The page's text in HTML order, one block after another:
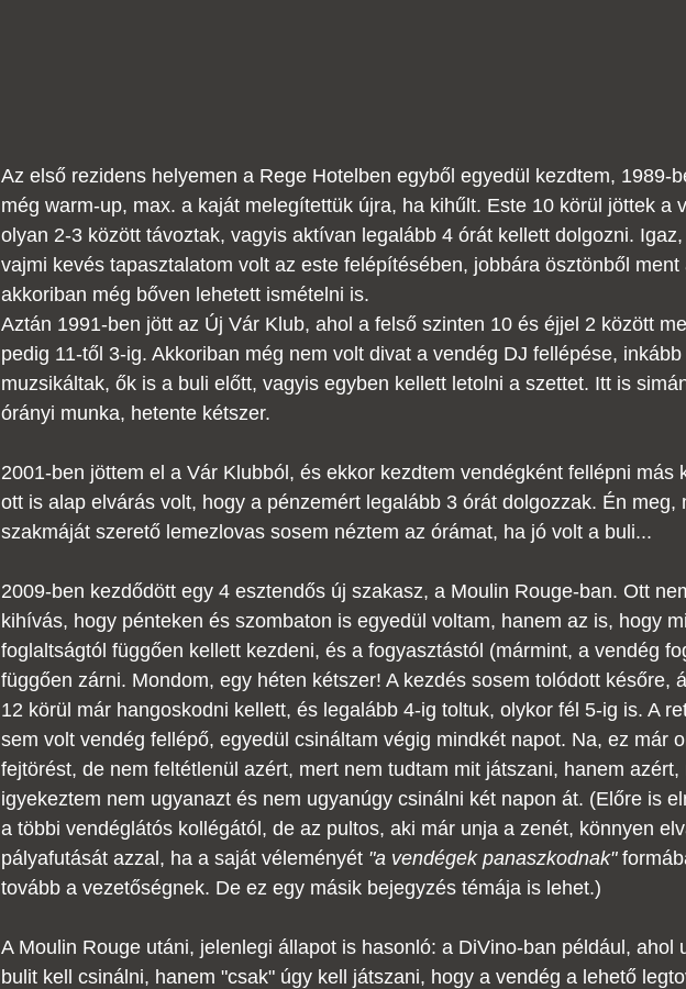
Az első rezidens helyemen a Rege Hotelben egyből egyedül kezdtem, 1989-
még warm-up, max. a kaját melegítettük újra, ha kihűlt. Este 10 körül jöttek a
olyan 2-3 között távoztak, vagyis aktívan legalább 4 órát kellett dolgozni.
vajmi kevés tapasztalatom volt az este felépítésében, jobbára ösztönből ment
akkoriban még bőven lehetett ismételni is.
Aztán 1991-ben jött az Új Vár Klub, ahol a felső szinten 10 és éjjel 2 között
pedig 11-től 3-ig. Akkoriban még nem volt divat a vendég DJ fellépése,
muzsikáltak, ők is a buli előtt, vagyis egyben kellett letolni a szettet. Itt is
órányi munka, hetente kétszer.
2001-ben jöttem el a Vár Klubból, és ekkor kezdtem vendégként fellépni más
ott is alap elvárás volt, hogy a pénzemért legalább 3 órát dolgozzak. Én meg,
szakmáját szerető lemezlovas sosem néztem az órámat, ha jó volt a buli...
2009-ben kezdődött egy 4 esztendős új szakasz, a Moulin Rouge-ban. Ott
kihívás, hogy pénteken és szombaton is egyedül voltam, hanem az is, hogy
foglaltságtól függően kellett kezdeni, és a fogyasztástól (mármint, a vendég
függően zárni. Mondom, egy héten kétszer! A kezdés sosem tolódott későre,
12 körül már hangoskodni kellett, és legalább 4-ig toltuk, olykor fél 5-ig is. A
sem volt vendég fellépő, egyedül csináltam végig mindkét napot. Na, ez már
fejtörést, de nem feltétlenül azért, mert nem tudtam mit játszani, hanem azért,
igyekeztem nem ugyanazt és nem ugyanúgy csinálni két napon át. (Előre is
a többi vendéglátós kollégától, de az pultos, aki már unja a zenét, könnyen
pályafutását azzal, ha a saját véleményét "a vendégek panaszkodnak"
tovább a vezetőségnek. De ez egy másik bejegyzés témája is lehet.)
A Moulin Rouge utáni, jelenlegi állapot is hasonló: a DiVino-ban például, ahol
bulit kell csinálni, hanem "csak" úgy kell játszani, hogy a vendég a lehető